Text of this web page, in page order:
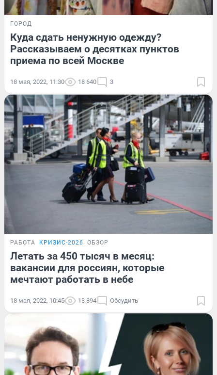
ГОРОД
Куда сдать ненужную одежду?
Рассказываем о десятках пунктов
приема по всей Москве
18 мая, 2022, 11:30 18 640 3
РАБОТА КРИЗИС-2026 ОБЗОР
Летать за 450 тысяч в месяц:
вакансии для россиян, которые
мечтают работать в небе
18 мая, 2022, 10:45 13 894 Обсудить